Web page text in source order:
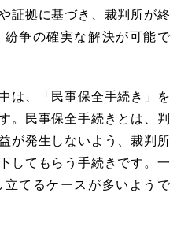
証拠に基づき、裁判所が終
争の確実な解決が可能で
は、「民事保全手続き」を
。民事保全手続きとは、判
が発生しないよう、裁判所
してもらう手続きです。一
てるケースが多いようで